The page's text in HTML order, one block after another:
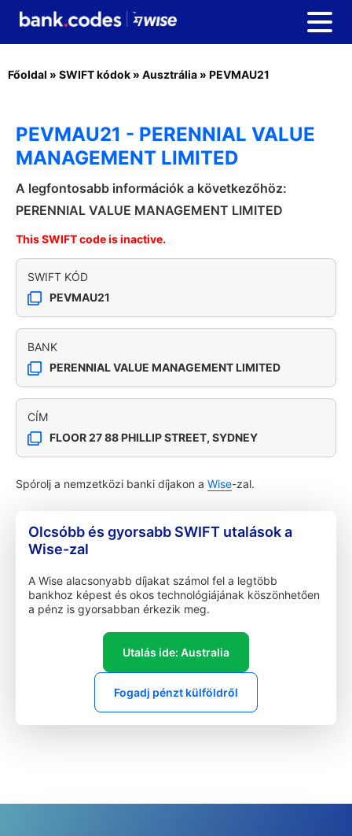
Főoldal » SWIFT kódok » Ausztrália » PEVMAU21
PEVMAU21 - PERENNIAL VALUE
MANAGEMENT LIMITED
A legfontosabb információk a következőhöz:
PERENNIAL VALUE MANAGEMENT LIMITED
This SWIFT code is inactive.
SWIFT KÓD
PEVMAU21
BANK
PERENNIAL VALUE MANAGEMENT LIMITED
CÍM
FLOOR 27 88 PHILLIP STREET, SYDNEY
Spórolj a nemzetközi banki díjakon a Wise-zal.
Olcsóbb és gyorsabb SWIFT utalások a
Wise-zal
A Wise alacsonyabb díjakat számol fel a legtöbb
bankhoz képest és okos technológiájának köszönhetően
a pénz is gyorsabban érkezik meg.
Utalás ide: Australia
Fogadj pénzt külföldről